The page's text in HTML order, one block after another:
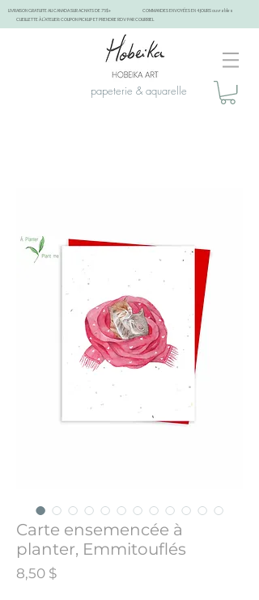
LIVRAISON GRATUITE AU CANADA SUR ACHATS DE 75$+
COMMANDES ENVOYÉES EN 4 JOURS ouvrables
CUEILLETTE À L'ATELIER: COUPON PICKUP ET PRENDRE RDV PAR COURRIEL
papeterie & aquarelle
Carte ensemencée à
planter, Emmitouflés
8,50 $Prix